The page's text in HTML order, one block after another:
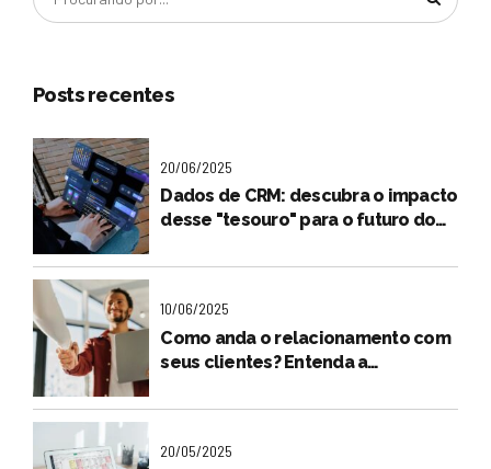
Posts recentes
20/06/2025
Dados de CRM: descubra o impacto
desse "tesouro" para o futuro do
10/06/2025
Como anda o relacionamento com
seus clientes? Entenda a
jornada de compra
20/05/2025